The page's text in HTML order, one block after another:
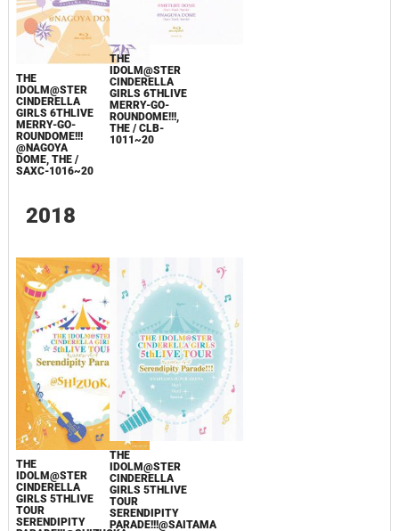
THE
IDOLM@STER
CINDERELLA
GIRLS 6THLIVE
MERRY-GO-
ROUNDOME!!!
@NAGOYA
DOME, THE /
SAXC-1016~20
THE
IDOLM@STER
CINDERELLA
GIRLS 6THLIVE
MERRY-GO-
ROUNDOME!!!,
THE / CLB-
1011~20
2018
THE
IDOLM@STER
CINDERELLA
GIRLS 5THLIVE
TOUR
SERENDIPITY
THE
IDOLM@STER
CINDERELLA
GIRLS 5THLIVE
TOUR
SERENDIPITY
PARADE!!!@SAITAMA